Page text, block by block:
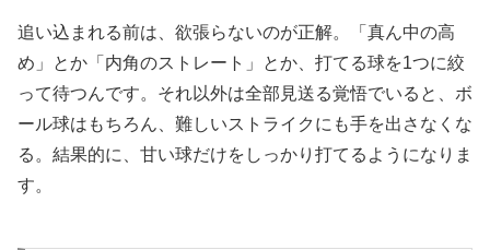
追い込まれる前は、欲張らないのが正解。「真ん中の高
め」とか「内角のストレート」とか、打てる球を1つに絞
って待つんです。それ以外は全部見送る覚悟でいると、ボ
ール球はもちろん、難しいストライクにも手を出さなくな
る。結果的に、甘い球だけをしっかり打てるようになりま
す。